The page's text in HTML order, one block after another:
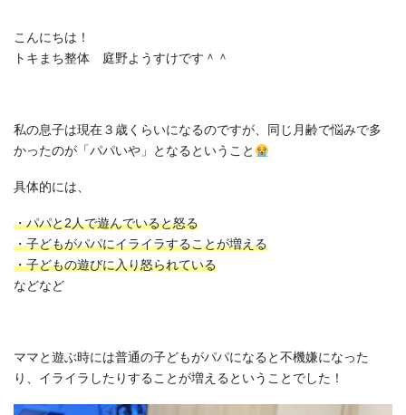
こんにちは！
トキまち整体 庭野ようすけです＾＾
私の息子は現在３歳くらいになるのですが、同じ月齢で悩みで多
かったのが「パパいや」となるということ
具体的には、
・パパと2人で遊んでいると怒る
・子どもがパパにイライラすることが増える
・子どもの遊びに入り怒られている
などなど
ママと遊ぶ時には普通の子どもがパパになると不機嫌になった
り、イライラしたりすることが増えるということでした！